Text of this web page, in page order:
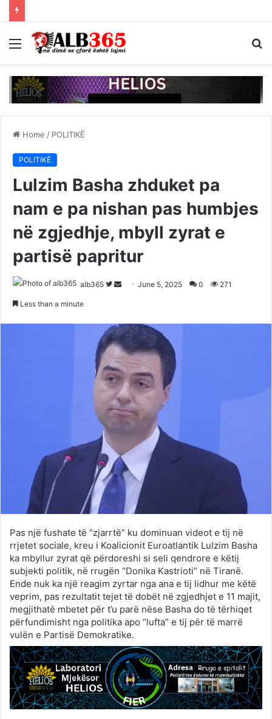
Menu
Home / POLITIKË
POLITIKË
Lulzim Basha zhduket pa
nam e pa nishan pas humbjes
në zgjedhje, mbyll zyrat e
partisë papritur
alb365
Follow
Send June 5, 2025 0 271
Less than a minute
Pas një fushate të “zjarrtë” ku dominuan videot e tij në
rrjetet sociale, kreu i Koalicionit Euroatlantik Lulzim Basha
ka mbyllur zyrat që përdoreshi si seli qendrore e këtij
subjekti politik, në rrugën “Donika Kastrioti” në Tiranë.
Ende nuk ka një reagim zyrtar nga ana e tij lidhur me këtë
veprim, pas rezultatit tejet të dobët në zgjedhjet e 11 majit,
megjithatë mbetet për t’u parë nëse Basha do të tërhiqet
përfundimisht nga politika apo “lufta” e tij për të marrë
vulën e Partisë Demokratike.